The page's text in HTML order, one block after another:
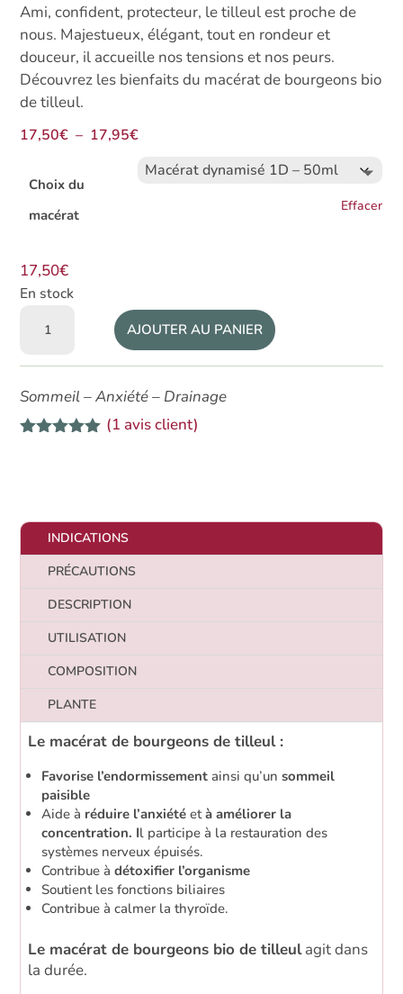
Ami, confident, protecteur, le tilleul est proche de
nous. Majestueux, élégant, tout en rondeur et
douceur, il accueille nos tensions et nos peurs.
Découvrez les bienfaits du macérat de bourgeons bio
de tilleul.
17,50€ – 17,95€Plage
prix :
Choix du
macérat
Effacer
17,50€
En stock
Macérat
de
bio
AJOUTER AU PANIER
Sommeil – Anxiété – Drainage
(1 avis client)
INDICATIONS
PRÉCAUTIONS
DESCRIPTION
UTILISATION
COMPOSITION
PLANTE
Le macérat de bourgeons de tilleul :
Favorise l’endormissementainsi qu’unsommeil
paisible
Aide à réduire l’anxiétéetà améliorer la
concentration. Il participe à la restauration des
systèmes nerveux épuisés.
Contribue à détoxifier l’organisme
Soutient les fonctions biliaires
Contribue à calmer la thyroïde.
Le macérat de bourgeons bio de tilleulagit dans
la durée.